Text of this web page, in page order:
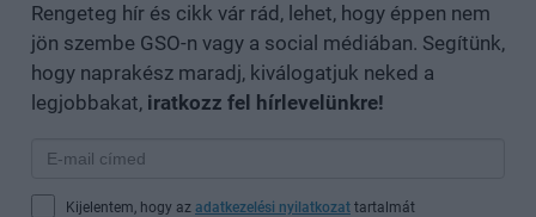
Rengeteg hír és cikk vár rád, lehet, hogy éppen nem
jön szembe GSO-n vagy a social médiában. Segítünk,
hogy naprakész maradj, kiválogatjuk neked a
legjobbakat, iratkozz fel hírlevelünkre!
Kijelentem, hogy az adatkezelési nyilatkozat tartalmát